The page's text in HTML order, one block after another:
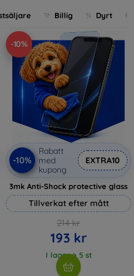
Billig Dyrt
-10%
-10%
Rabatt
med
kupong
EXTRA10
3mk Anti-Shock protective glass
Tillverkat efter mått
214 kr
193 kr
I lager > 5 st